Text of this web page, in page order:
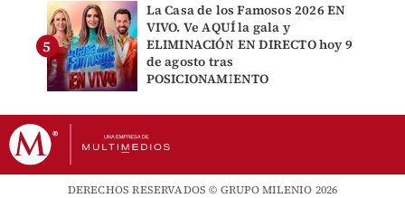
La Casa de los Famosos 2026 EN
VIVO. Ve AQUÍ la gala y
ELIMINACIÓN EN DIRECTO hoy 9
de agosto tras
POSICIONAMIENTO
DERECHOS RESERVADOS © GRUPO MILENIO 2026